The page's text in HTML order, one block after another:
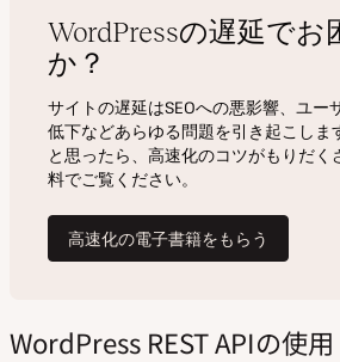
WordPress REST APIの使用